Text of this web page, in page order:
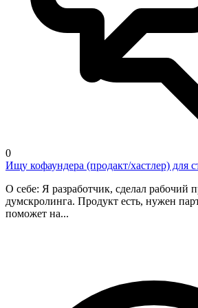
0
Ищу кофаундера (продакт/хастлер) для
О себе: Я разработчик, сделал рабочий
думскролинга. Продукт есть, нужен
поможет на...